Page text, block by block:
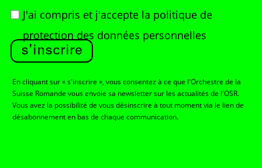
J'ai compris et j'accepte la politique de
protection des données personnelles
s'inscrire
En cliquant sur « s'inscrire », vous consentez à ce que l'Orchestre de la
Suisse Romande vous envoie sa newsletter sur les actualités de l'OSR.
Vous avez la possibilité de vous désinscrire à tout moment via le lien de
désabonnement en bas de chaque communication.